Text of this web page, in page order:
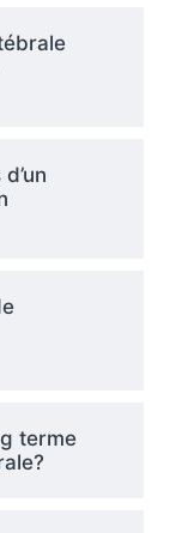
terme